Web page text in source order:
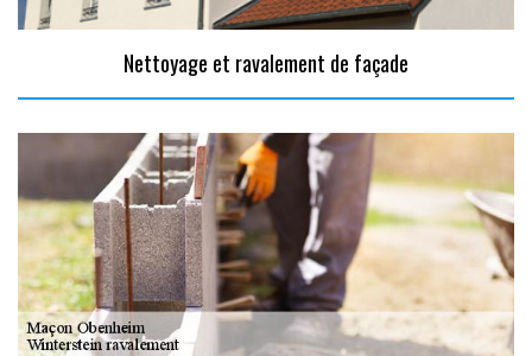
Nettoyage et ravalement de façade